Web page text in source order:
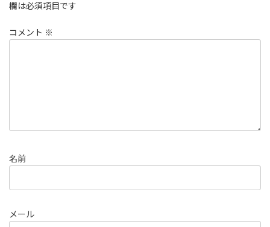
欄は必須項目です
コメント ※
名前
メール